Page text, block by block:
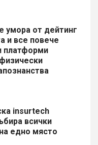
умора от дейтинг
и все повече
платформи
insurtech
всички
едно място